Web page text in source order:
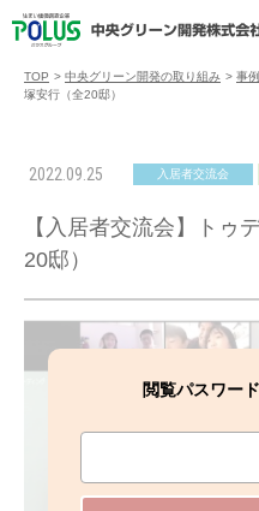
TOP > 中央グリーン開発の取り組み > 事
塚安行（全20邸）
2022.09.25 入居者交流会
【入居者交流会】トゥ
20邸）
閲覧パスワー